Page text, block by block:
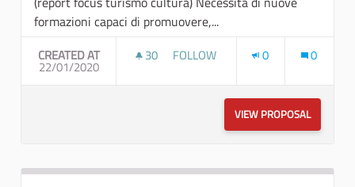
formazioni capaci di promuovere,...
CREATED AT
22/01/2020
30 30 FOLLOWERS
FOLLOW 0 0
VIEW PROPOSALNUOVE